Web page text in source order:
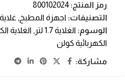
رمز المنتج:800102024
التصنيفات: اجهزة المطبخ ,
الوسوم: الغلاية 1.7 لتر , الغلاية
الكهربائية كولن
مشاركة: